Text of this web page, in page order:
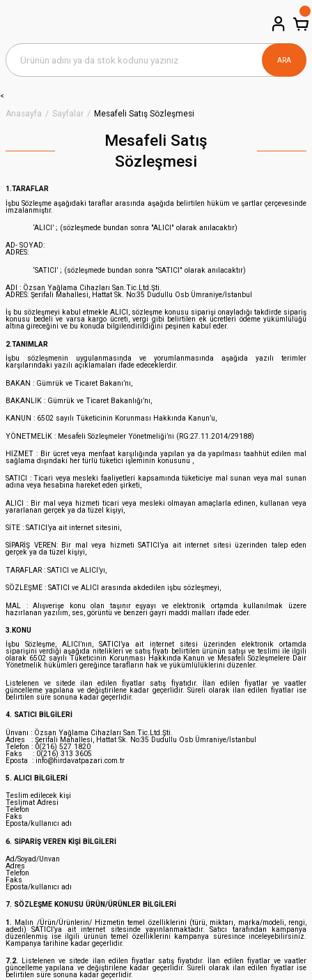
ARA
<
Anasayfa Sayfalar Mesafeli Satış Sözleşmesi
Mesafeli Satış
Sözleşmesi
1.TARAFLAR
İşbu Sözleşme aşağıdaki taraflar arasında aşağıda belirtilen hüküm ve şartlar çerçevesinde
imzalanmıştır.
‘ALICI’ ; (sözleşmede bundan sonra "ALICI" olarak anılacaktır)
AD- SOYAD:
ADRES:
‘SATICI’ ; (sözleşmede bundan sonra "SATICI" olarak anılacaktır)
ADI : Özsan Yağlama Cihazları San.Tic.Ltd.Şti.
ADRES: Şerifali Mahallesi, Hattat Sk. No:35 Dudullu Osb Ümraniye/İstanbul
İş bu sözleşmeyi kabul etmekle ALICI, sözleşme konusu siparişi onayladığı takdirde sipariş
konusu bedeli ve varsa kargo ücreti, vergi gibi belirtilen ek ücretleri ödeme yükümlülüğü
altına gireceğini ve bu konuda bilgilendirildiğini peşinen kabul eder.
2.TANIMLAR
İşbu sözleşmenin uygulanmasında ve yorumlanmasında aşağıda yazılı terimler
karşılarındaki yazılı açıklamaları ifade edeceklerdir.
BAKAN : Gümrük ve Ticaret Bakanı’nı,
BAKANLIK : Gümrük ve Ticaret Bakanlığı’nı,
KANUN : 6502 sayılı Tüketicinin Korunması Hakkında Kanun’u,
YÖNETMELİK : Mesafeli Sözleşmeler Yönetmeliği’ni (RG:27.11.2014/29188)
HİZMET : Bir ücret veya menfaat karşılığında yapılan ya da yapılması taahhüt edilen mal
sağlama dışındaki her türlü tüketici işleminin konusunu ,
SATICI : Ticari veya mesleki faaliyetleri kapsamında tüketiciye mal sunan veya mal sunan
adına veya hesabına hareket eden şirketi,
ALICI : Bir mal veya hizmeti ticari veya mesleki olmayan amaçlarla edinen, kullanan veya
yararlanan gerçek ya da tüzel kişiyi,
SİTE : SATICI’ya ait internet sitesini,
SİPARİŞ VEREN: Bir mal veya hizmeti SATICI’ya ait internet sitesi üzerinden talep eden
gerçek ya da tüzel kişiyi,
TARAFLAR : SATICI ve ALICI’yı,
SÖZLEŞME : SATICI ve ALICI arasında akdedilen işbu sözleşmeyi,
MAL : Alışverişe konu olan taşınır eşyayı ve elektronik ortamda kullanılmak üzere
hazırlanan yazılım, ses, görüntü ve benzeri gayri maddi malları ifade eder.
3.KONU
İşbu Sözleşme, ALICI’nın, SATICI’ya ait internet sitesi üzerinden elektronik ortamda
siparişini verdiği aşağıda nitelikleri ve satış fiyatı belirtilen ürünün satışı ve teslimi ile ilgili
olarak 6502 sayılı Tüketicinin Korunması Hakkında Kanun ve Mesafeli Sözleşmelere Dair
Yönetmelik hükümleri gereğince tarafların hak ve yükümlülüklerini düzenler.
Listelenen ve sitede ilan edilen fiyatlar satış fiyatıdır. İlan edilen fiyatlar ve vaatler
güncelleme yapılana ve değiştirilene kadar geçerlidir. Süreli olarak ilan edilen fiyatlar ise
belirtilen süre sonuna kadar geçerlidir.
4. SATICI BİLGİLERİ
Ünvanı : Özsan Yağlama Cihazları San.Tic.Ltd.Şti.
Adres : Şerifali Mahallesi, Hattat Sk. No:35 Dudullu Osb Ümraniye/İstanbul
Telefon : 0(216) 527 1820
Faks : 0(216) 313 3605
Eposta : info@hirdavatpazari.com.tr
5. ALICI BİLGİLERİ
Teslim edilecek kişi
Teslimat Adresi
Telefon
Faks
Eposta/kullanıcı adı
6. SİPARİŞ VEREN KİŞİ BİLGİLERİ
Ad/Soyad/Unvan
Adres
Telefon
Faks
Eposta/kullanıcı adı
7. SÖZLEŞME KONUSU ÜRÜN/ÜRÜNLER BİLGİLERİ
1. Malın /Ürün/Ürünlerin/ Hizmetin temel özelliklerini (türü, miktarı, marka/modeli, rengi,
adedi) SATICI’ya ait internet sitesinde yayınlanmaktadır. Satıcı tarafından kampanya
düzenlenmiş ise ilgili ürünün temel özelliklerini kampanya süresince inceleyebilirsiniz.
Kampanya tarihine kadar geçerlidir.
7.2. Listelenen ve sitede ilan edilen fiyatlar satış fiyatıdır. İlan edilen fiyatlar ve vaatler
güncelleme yapılana ve değiştirilene kadar geçerlidir. Süreli olarak ilan edilen fiyatlar ise
belirtilen süre sonuna kadar geçerlidir.